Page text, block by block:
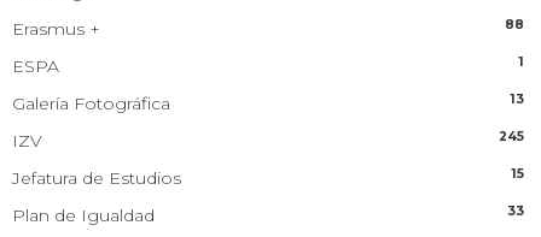
Erasmus + 88
ESPA 1
Galería Fotográfica 13
IZV 245
Jefatura de Estudios 15
Plan de Igualdad 33